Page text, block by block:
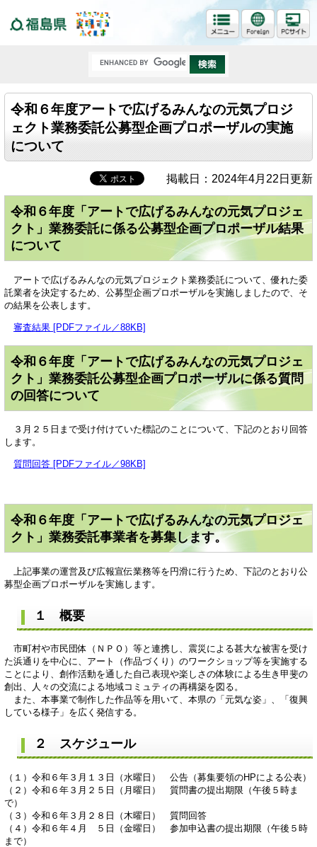
令和６年度アートで広げるみんなの元気プロジ
ェクト業務委託公募型企画プロポーザルの実施
について
掲載日：2024年4月22日更新
令和６年度「アートで広げるみんなの元気プロジェ
クト」業務委託に係る公募型企画プロポーザル結果
について
アートで広げるみんなの元気プロジェクト業務委託について、優れた委
託業者を決定するため、公募型企画プロポーザルを実施しましたので、そ
の結果を公表します。
審査結果 [PDFファイル／88KB]
令和６年度「アートで広げるみんなの元気プロジェ
クト」業務委託公募型企画プロポーザルに係る質問
の回答について
３月２５日まで受け付けていた標記のことについて、下記のとおり回答
します。
質問回答 [PDFファイル／98KB]
令和６年度「アートで広げるみんなの元気プロジェ
クト」業務委託事業者を募集します。
上記事業の運営及び広報宣伝業務等を円滑に行うため、下記のとおり公
募型企画プロポーザルを実施します。
１ 概要
市町村や市民団体（ＮＰＯ）等と連携し、震災による甚大な被害を受け
た浜通りを中心に、アート（作品づくり）のワークショップ等を実施する
ことにより、創作活動を通した自己表現や楽しさの体験による生き甲斐の
創出、人々の交流による地域コミュティの再構築を図る。
また、本事業で制作した作品等を用いて、本県の「元気な姿」、「復興
している様子」を広く発信する。
２ スケジュール
（１）令和６年３月１３日（水曜日） 公告（募集要領のHPによる公表）
（２）令和６年３月２５日（月曜日） 質問書の提出期限（午後５時ま
で）
（３）令和６年３月２８日（木曜日） 質問回答
（４）令和６年４月 ５日（金曜日） 参加申込書の提出期限（午後５時
まで）